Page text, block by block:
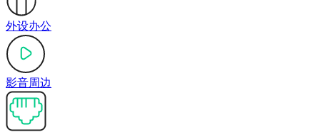
外设办公
影音周边